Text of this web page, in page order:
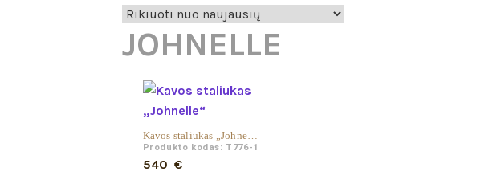
JOHNELLE
Produkto kodas: T776-1
540 €